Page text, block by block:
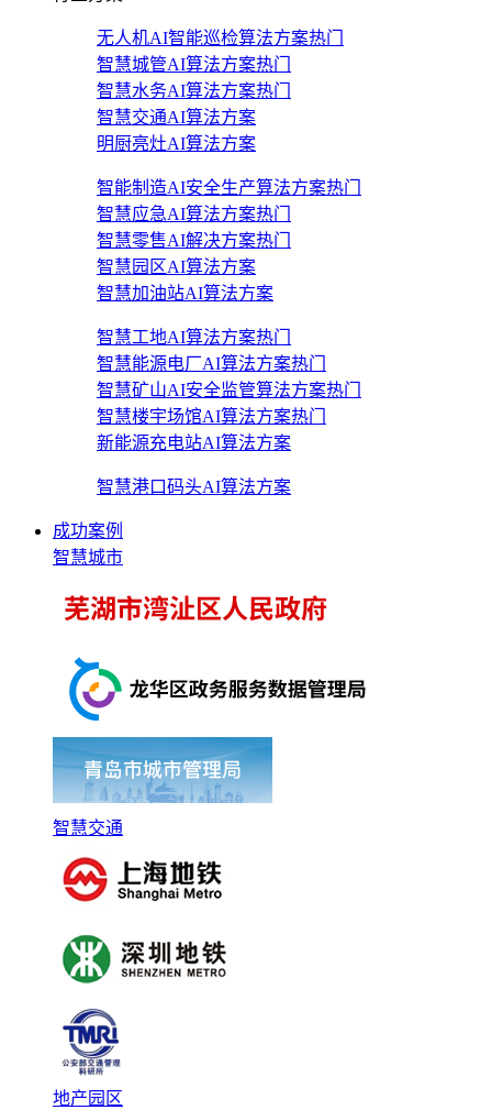
无人机AI智能巡检算法方案热门
智慧城管AI算法方案热门
智慧水务AI算法方案热门
智慧交通AI算法方案
明厨亮灶AI算法方案
智能制造AI安全生产算法方案热门
智慧应急AI算法方案热门
智慧零售AI解决方案热门
智慧园区AI算法方案
智慧加油站AI算法方案
智慧工地AI算法方案热门
智慧能源电厂AI算法方案热门
智慧矿山AI安全监管算法方案热门
智慧楼宇场馆AI算法方案热门
新能源充电站AI算法方案
智慧港口码头AI算法方案
成功案例
智慧城市
智慧交通
地产园区